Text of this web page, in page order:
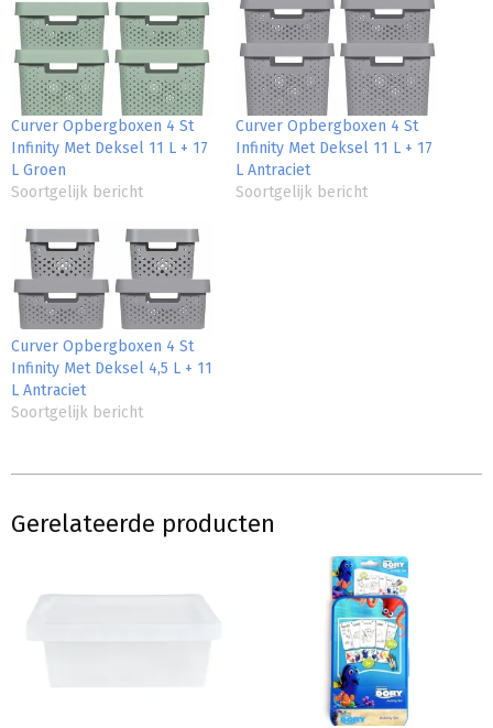
Curver Opbergboxen 4 St
Infinity Met Deksel 11 L + 17
L Groen
Soortgelijk bericht
Curver Opbergboxen 4 St
Infinity Met Deksel 11 L + 17
L Antraciet
Soortgelijk bericht
Curver Opbergboxen 4 St
Infinity Met Deksel 4,5 L + 11
L Antraciet
Soortgelijk bericht
Gerelateerde producten